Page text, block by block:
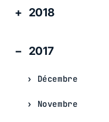
2018
2017
Décembre
Novembre